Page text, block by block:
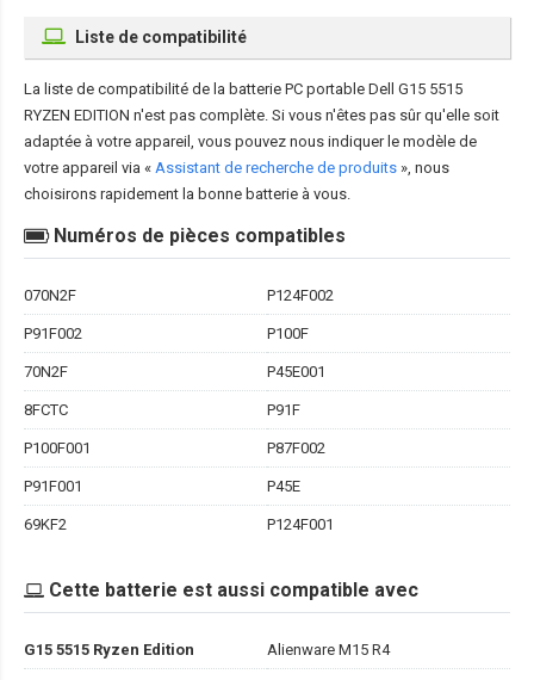
Liste de compatibilité
La liste de compatibilité de la batterie PC portable Dell G15 5515
RYZEN EDITION n'est pas complète. Si vous n'êtes pas sûr qu'elle soit
adaptée à votre appareil, vous pouvez nous indiquer le modèle de
votre appareil via « Assistant de recherche de produits », nous
choisirons rapidement la bonne batterie à vous.
Numéros de pièces compatibles
070N2F P124F002
P91F002 P100F
70N2F P45E001
8FCTC P91F
P100F001 P87F002
P91F001 P45E
69KF2 P124F001
Cette batterie est aussi compatible avec
G15 5515 Ryzen Edition Alienware M15 R4